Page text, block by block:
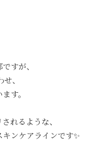
すが、
、
す。
れるような、
ンケアラインです✨